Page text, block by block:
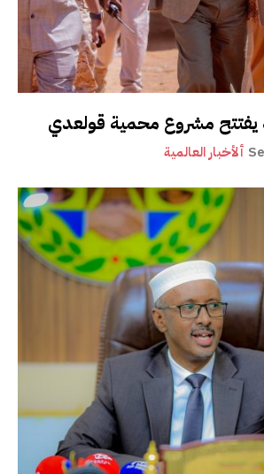
يفتتح مشروع محمية قولعدي
ألأخبار العالمية